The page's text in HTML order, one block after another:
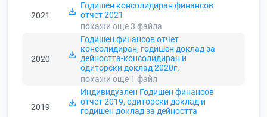
2021
Годишен консолидиран финансов
отчет 2021
покажи още 3 файла
2020
Годишен финансов отчет
консолидиран, годишен доклад за
дейността-консолидиран и
одиторски доклад 2020г.
покажи още 1 файл
2019
Индивидуален Годишен финансов
отчет 2019, одиторски доклад и
годишен доклад за дейността